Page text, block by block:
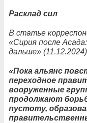
Расклад сил
В статье
«Сирия после
дальше» (11.12.2024)
«Пока альянс
переходное
вооруженные
продолжают
пустоту,